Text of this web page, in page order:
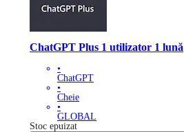
ChatGPT Plus 1 utilizator 1 lună
•
ChatGPT
•
Cheie
•
GLOBAL
Stoc epuizat